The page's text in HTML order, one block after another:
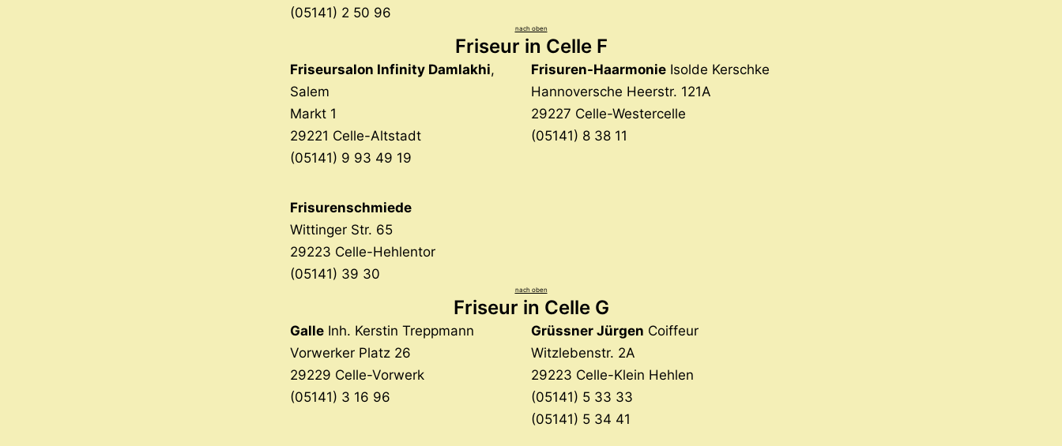
(05141) 2 50 96
nach oben
Friseur in Celle F
Friseursalon Infinity Damlakhi,
Salem
Markt 1
29221 Celle-Altstadt
(05141) 9 93 49 19
Frisuren-Haarmonie Isolde Kerschke
Hannoversche Heerstr. 121A
29227 Celle-Westercelle
(05141) 8 38 11
Frisurenschmiede
Wittinger Str. 65
29223 Celle-Hehlentor
(05141) 39 30
nach oben
Friseur in Celle G
Galle Inh. Kerstin Treppmann
Vorwerker Platz 26
29229 Celle-Vorwerk
(05141) 3 16 96
Grüssner Jürgen Coiffeur
Witzlebenstr. 2A
29223 Celle-Klein Hehlen
(05141) 5 33 33
(05141) 5 34 41